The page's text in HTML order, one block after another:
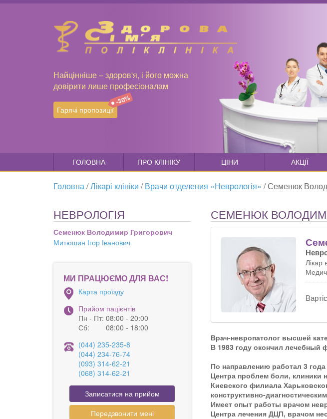
Найцінніше – здоров'я, і його можна
довірити лише професіоналам
Гарячі пропозиції
-30%
ГОЛОВНА ПРО КЛІНІКУ ЦІНИ АКЦІЇ
Головна/Лікарі клініки /Врачи отделения «Неврологія» /Семенюк
НЕВРОЛОГІЯ
Семенюк Володимир Григорович
Митюшин Ігор Іванович
СЕМЕНЮК
Лікар
Врач-невропатолог высшей
В 1983 году окончил лечебный
По направлению работал 3
Центра проблем боли, клиники
Киевского филиала
конструктивно-
Имеет опыт работы врачом
Центра лечения ДЦП, врачом
МИ ПРАЦЮЄМО ДЛЯ ВАС!
Карта проїзду
Прийом пацієнтів
Пн - Пт: 08:00 - 20:00
Сб:
08:00 - 18:00
(044) 235-235-8
(044) 234-76-74
(093) 314-62-21
(068) 314-62-21
Записатися на прийом
Передзвонити мені